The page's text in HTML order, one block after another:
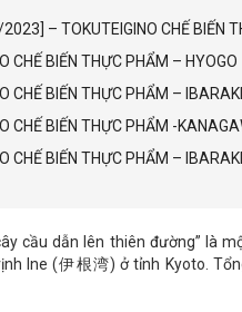
– TOKUTEIGINO CHẾ BIẾN
BIẾN THỰC PHẨM – HYOGO
BIẾN THỰC PHẨM – IBARAKI
BIẾN THỰC PHẨM -
BIẾN THỰC PHẨM – IBARAKI
cầu dẫn lên thiên đường” là
Ine (伊根湾) ở tỉnh Kyoto.